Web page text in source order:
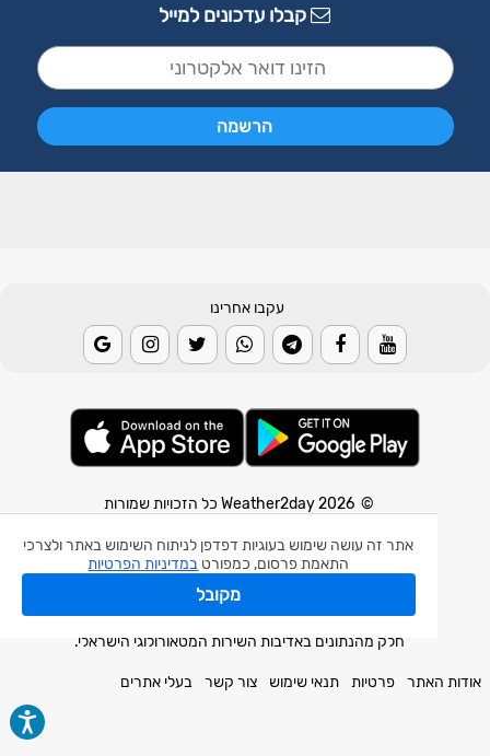
אתר זה עושה שימוש בעוגיות דפדפן לניתוח השימוש באתר ולצרכי
התאמת פרסום, כמפורט במדיניות הפרטיות
מקובל
קבלו עדכונים למייל
עקבו אחרינו
© 2026 Weather2day כל הזכויות שמורות
אפליקצית מזג אוויר
אפליקצית רעידת אדמה
אפליקצית מכ"ם גשם
חלק מהנתונים באדיבות השירות המטאורולוגי הישראלי.
אודות האתר פרטיות תנאי שימוש צור קשר בעלי אתרים